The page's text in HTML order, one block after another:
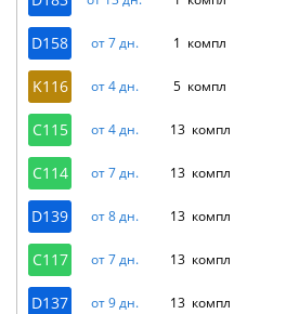
D158 от 7 дн. 1 компл
K116 от 4 дн. 5 компл
C115 от 4 дн. 13 компл
C114 от 7 дн. 13 компл
D139 от 8 дн. 13 компл
C117 от 7 дн. 13 компл
D137 от 9 дн. 13 компл